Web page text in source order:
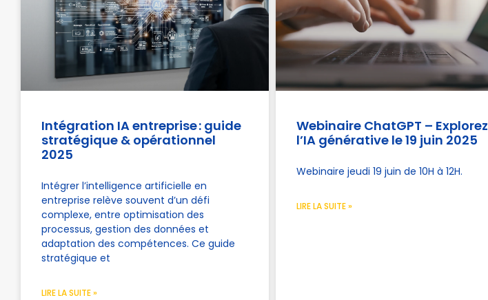
Intégration IA entreprise : guide
stratégique & opérationnel
2025
Intégrer l’intelligence artificielle en
entreprise relève souvent d’un défi
complexe, entre optimisation des
processus, gestion des données et
adaptation des compétences. Ce guide
stratégique et
LIRE LA SUITE »
Webinaire ChatGPT – Explorez
l’IA générative le 19 juin 2025
Webinaire jeudi 19 juin de 10H à 12H.
LIRE LA SUITE »